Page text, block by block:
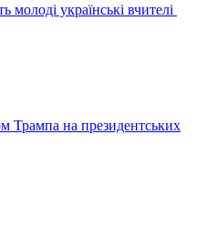
молоді українські вчителі
Трампа на президентських